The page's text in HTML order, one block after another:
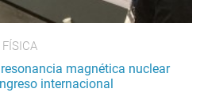
magnética nuclear
internacional